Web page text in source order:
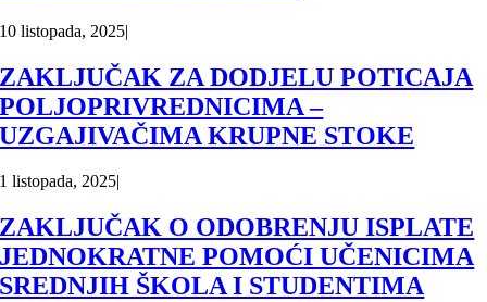
10 listopada, 2025|
ZAKLJUČAK ZA DODJELU POTICAJA
POLJOPRIVREDNICIMA –
UZGAJIVAČIMA KRUPNE STOKE
1 listopada, 2025|
ZAKLJUČAK O ODOBRENJU ISPLATE
JEDNOKRATNE POMOĆI UČENICIMA
SREDNJIH ŠKOLA I STUDENTIMA